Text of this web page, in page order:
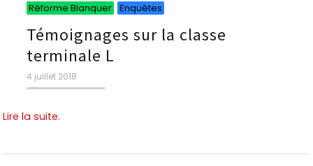
Réforme Blanquer Enquêtes
Témoignages sur la classe
terminale L
Publié
le
4 juillet 2018
Lire la suite.